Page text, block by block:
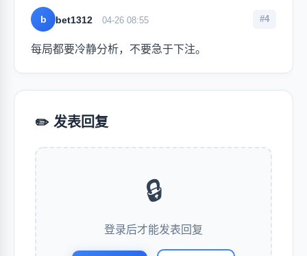
b bet1312 04-26 08:55 #4
每局都要冷静分析，不要急于下注。
✏️ 发表回复
🔒
登录后才能发表回复